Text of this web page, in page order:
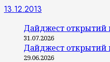
13.12.2013
Дайджест открытий
31.07.2026
Дайджест открытий
29.06.2026